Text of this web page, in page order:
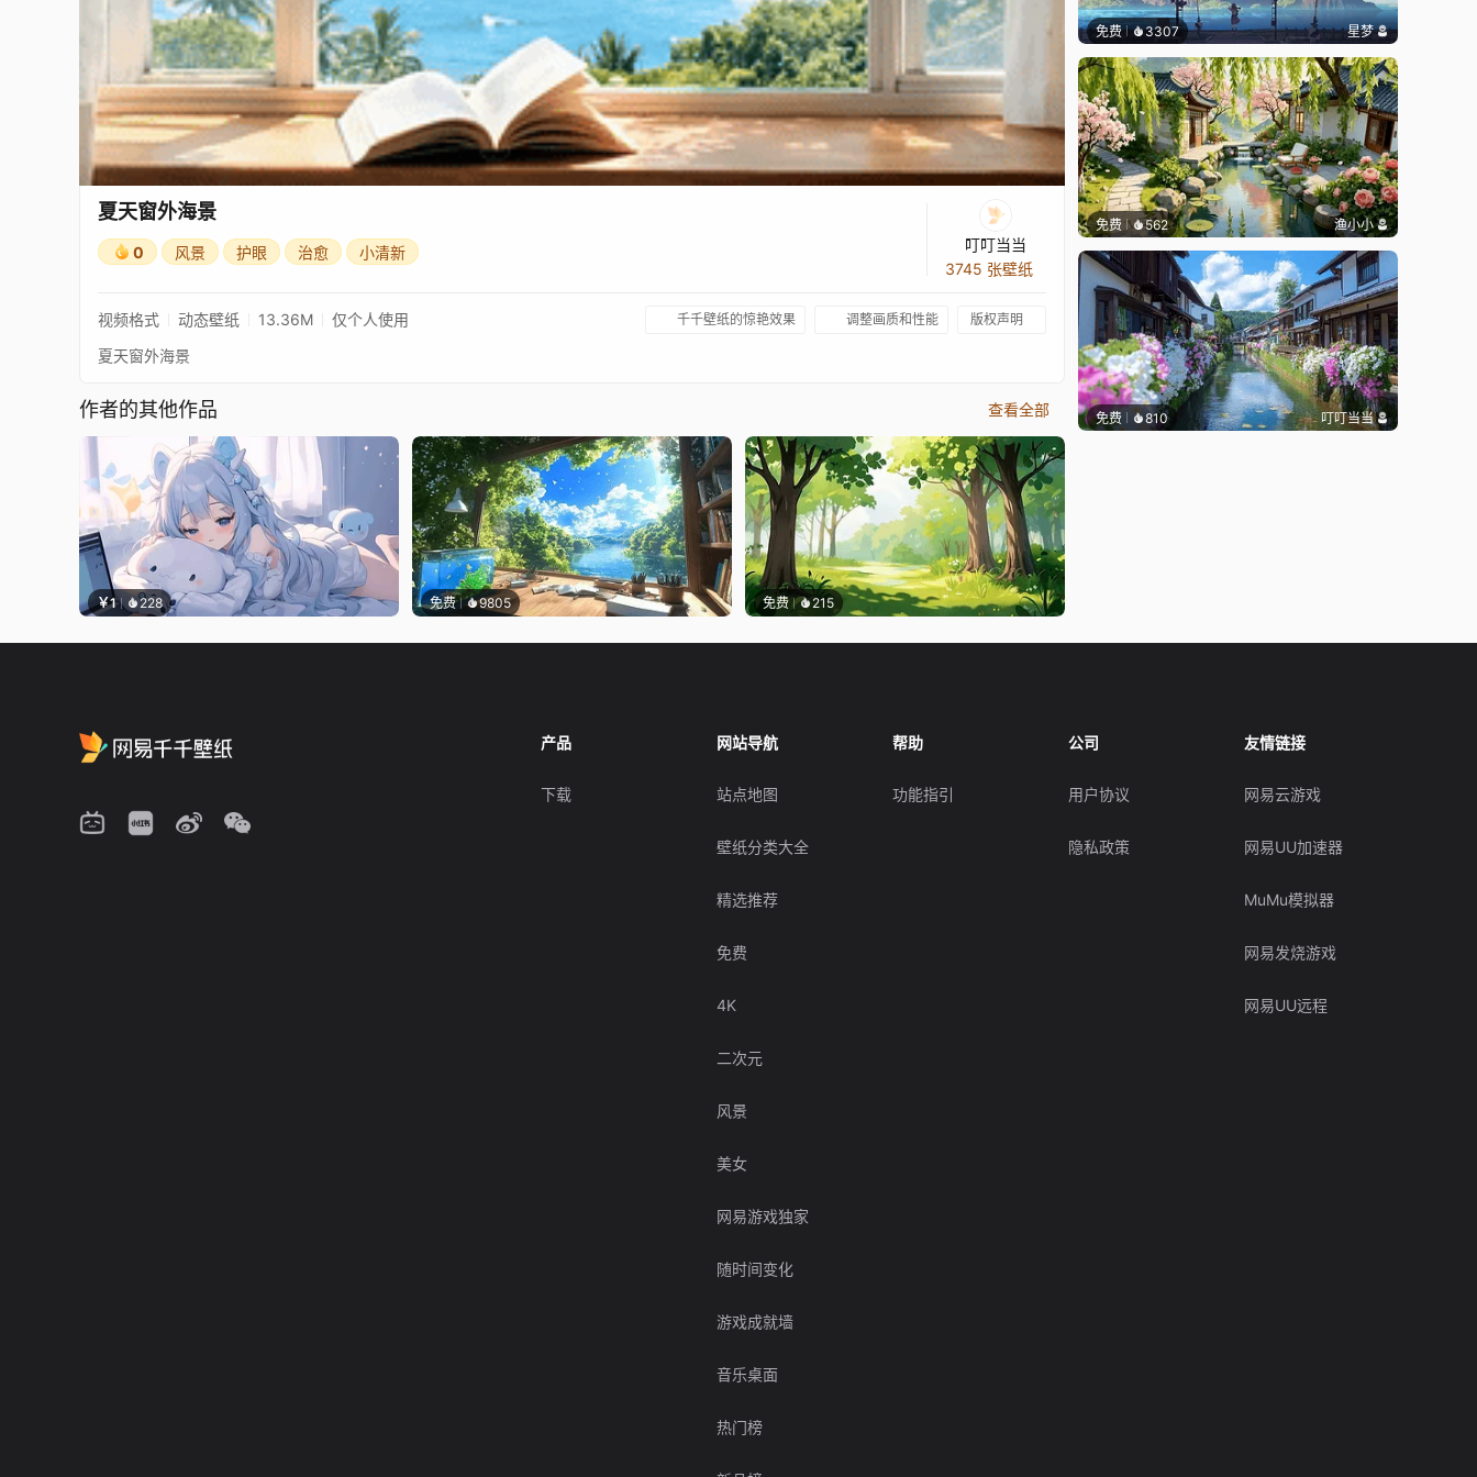
夏天窗外海景
0 风景 护眼 治愈 小清新
叮叮当当
3745 张壁纸
视频格式 动态壁纸 13.36M 仅个人使用 千千壁纸的惊艳效果 调整画质和性能 版权声明
夏天窗外海景
作者的其他作品 查看全部
￥1 228 免费 9805 免费 215
免费 3307 星梦
免费 562 渔小小
免费 810 叮叮当当
产品
下载
网站导航
站点地图
壁纸分类大全
精选推荐
免费
4K
二次元
风景
美女
网易游戏独家
随时间变化
游戏成就墙
音乐桌面
热门榜
帮助
功能指引
公司
用户协议
隐私政策
友情链接
网易云游戏
网易UU加速器
MuMu模拟器
网易发烧游戏
网易UU远程